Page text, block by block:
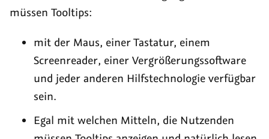
müssen Tooltips:
mit der Maus, einer Tastatur, einem
Screenreader, einer Vergrößerungssoftware
und jeder anderen Hilfstechnologie verfügbar
sein.
Egal mit welchen Mitteln, die Nutzenden